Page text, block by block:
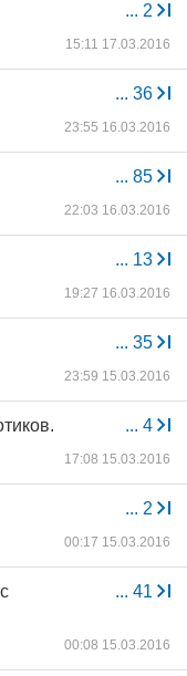
... 2
15:11 17.03.2016
... 36
23:55 16.03.2016
... 85
22:03 16.03.2016
... 13
19:27 16.03.2016
... 35
23:59 15.03.2016
... 4
17:08 15.03.2016
... 2
00:17 15.03.2016
... 41
00:08 15.03.2016